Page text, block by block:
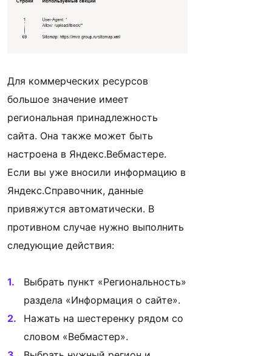
Для коммерческих ресурсов
большое значение имеет
региональная принадлежность
сайта. Она также может быть
настроена в Яндекс.Вебмастере.
Если вы уже вносили информацию в
Яндекс.Справочник, данные
привяжутся автоматически. В
противном случае нужно выполнить
следующие действия:
Выбрать пункт «Региональность»
раздела «Информация о сайте».
Нажать на шестеренку рядом со
словом «Вебмастер».